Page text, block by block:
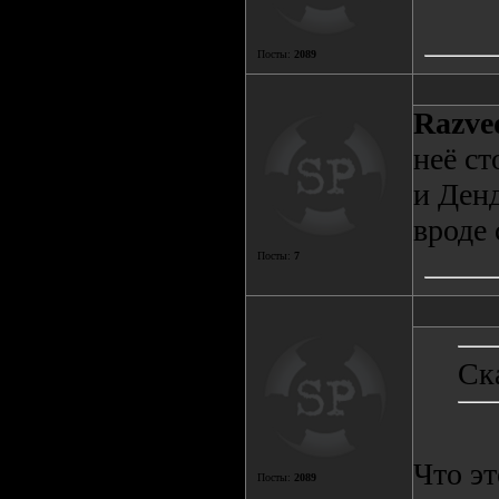
Посты: 2089
Посты: 7
неё
и
вроде
Посты: 2089 Что